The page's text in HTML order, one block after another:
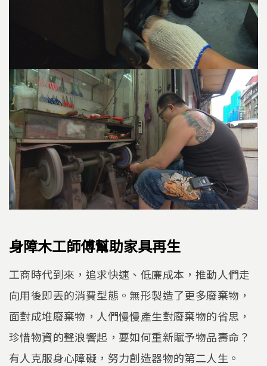
身障木工師傅幫助家具再生
工商時代到來，追求快速、低廉成本，推動人們走
向用後即丟的消費型態。無形製造了更多廢棄物，
面對成堆廢棄物，人們慢慢產生對廢棄物的省思，
珍惜物資的聲浪響起，要如何重新賦予物品壽命？
有人克服身心障礙，努力創造器物的第二人生。